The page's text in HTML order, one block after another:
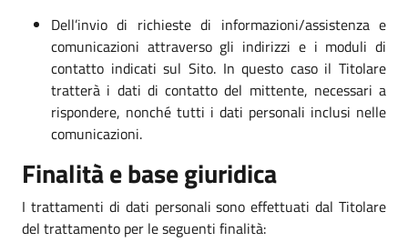
Dell’invio di richieste di informazioni/assistenza e
comunicazioni attraverso gli indirizzi e i moduli di
contatto indicati sul Sito. In questo caso il Titolare
tratterà i dati di contatto del mittente, necessari a
rispondere, nonché tutti i dati personali inclusi nelle
comunicazioni.
Finalità e base giuridica
I trattamenti di dati personali sono effettuati dal Titolare
del trattamento per le seguenti finalità: